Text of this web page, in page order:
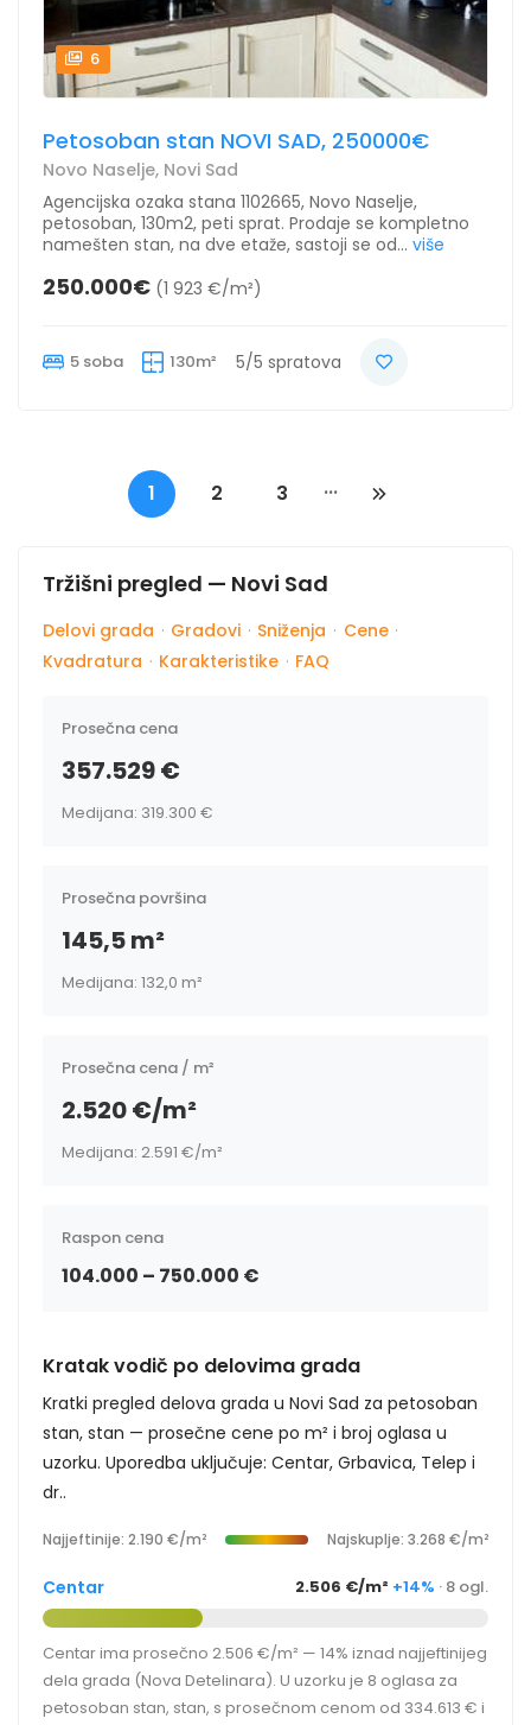
6
Petosoban stan NOVI SAD, 250000€
Novo Naselje, Novi Sad
Agencijska ozaka stana 1102665, Novo Naselje,
petosoban, 130m2, peti sprat. Prodaje se kompletno
namešten stan, na dve etaže, sastoji se od... više
250.000€ (1 923 €/m²)
5 soba 130m² 5/5 spratova
1 2 3 ...
Tržišni pregled — Novi Sad
Delovi grada · Gradovi · Sniženja · Cene ·
Kvadratura · Karakteristike · FAQ
Prosečna cena
357.529 €
Medijana: 319.300 €
Prosečna površina
145,5 m²
Medijana: 132,0 m²
Prosečna cena / m²
2.520 €/m²
Medijana: 2.591 €/m²
Raspon cena
104.000 – 750.000 €
Kratak vodič po delovima grada
Kratki pregled delova grada u Novi Sad za petosoban
stan, stan — prosečne cene po m² i broj oglasa u
uzorku. Uporedba uključuje: Centar, Grbavica, Telep i
dr..
Najjeftinije: 2.190 €/m² Najskuplje: 3.268 €/m²
Centar 2.506 €/m² +14% · 8 ogl.
Centar ima prosečno 2.506 €/m² — 14% iznad najjeftinijeg
dela grada (Nova Detelinara). U uzorku je 8 oglasa za
petosoban stan, stan, s prosečnom cenom od 334.613 € i